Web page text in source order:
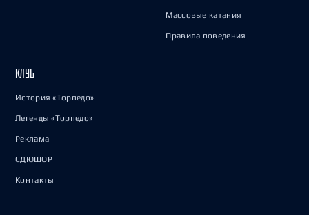
Массовые катания
Правила поведения
КЛУБ
История «Торпедо»
Легенды «Торпедо»
Реклама
СДЮШОР
Контакты